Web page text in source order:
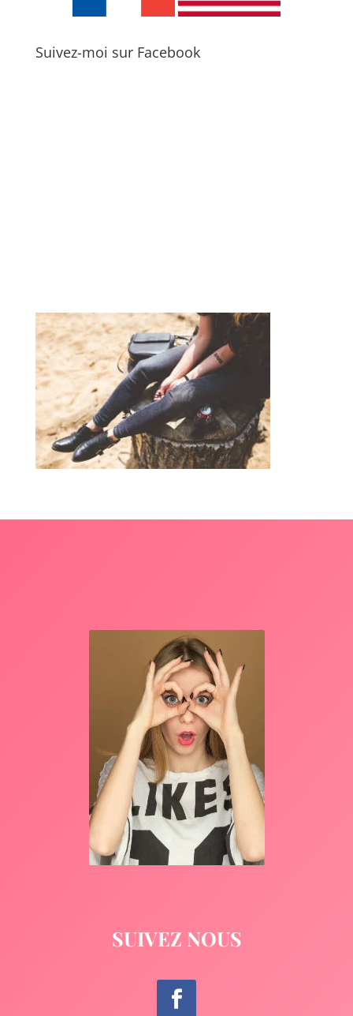
Suivez-moi sur Facebook
SUIVEZ NOUS